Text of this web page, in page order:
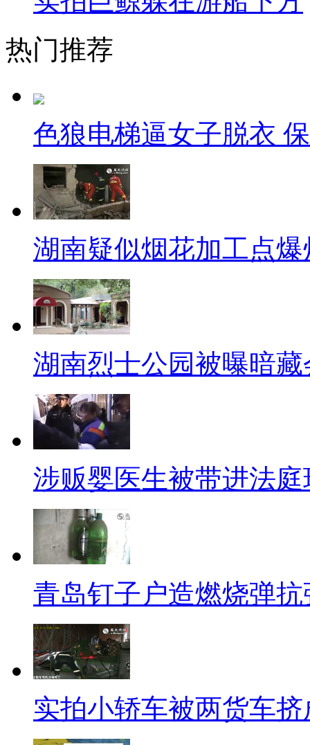
侧面反映了中国人的某一个特
中国人“最幸福”！
【呱呱来吐槽】
虽然每个周末我都在办公室
但是我却悟出了一个道理那就
羁放纵爱淘宝！
美国一男子种出了世界上最
经入选吉尼斯世界纪录，比警
大贵州大湖南大武汉有没有想
辣，宁为辣阵亡，不为痘而屈
辣子鸡宫保鸡丁啊……
【钱学森徐志摩琼瑶都与金
细究近现代不少名门望族的
然都是亲戚。穆旦是金庸的堂
庸是徐志摩表弟，金庸的堂姐
岳父、保定军校校长蒋百里的
一个名门望族书香门第，真是
都不好意思说自己有背景……
庸笔下的表哥都是高帅富和负
明白了什么？
【白宫再曝婚变传闻】
热门推荐
色狼电梯逼女子脱衣
湖南疑似烟花加工点爆
湖南烈士公园被曝暗藏
涉贩婴医生被带进法庭
青岛钉子户造燃烧弹抗
实拍小轿车被两货车